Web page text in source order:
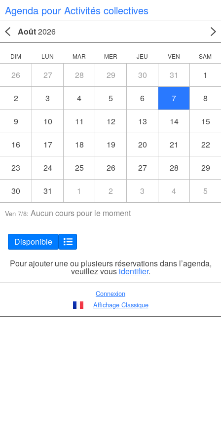
Agenda pour Activités collectives
Août2026
DIM LUN MAR MER JEU VEN SAM
26 27 28 29 30 31 1
2 3 4 5 6 7 8
9 10 11 12 13 14 15
16 17 18 19 20 21 22
23 24 25 26 27 28 29
30 31 1 2 3 4 5
Ven 7/8: Aucun cours pour le moment
Disponible
Pour ajouter une ou plusieurs réservations dans l’agenda,
veuillez vous identifier.
Connexion
Affichage Classique